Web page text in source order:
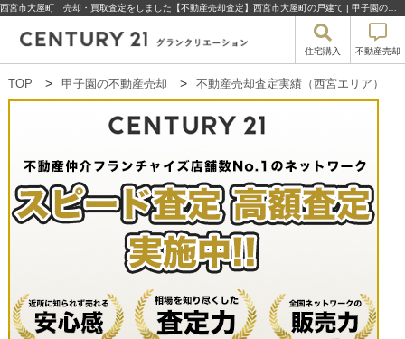
住宅購入 不動産売却
TOP 甲子園の不動産売却 不動産売却査定実績（西宮エリア）